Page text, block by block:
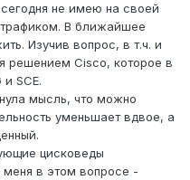
не имею на своей
В ближайшее
Изучив вопрос, в т.ч. и
решением Cisco, которое в
SCE.
мысль, что можно
уменьшает вдвое, а
цисковеды
меня в этом вопросе -